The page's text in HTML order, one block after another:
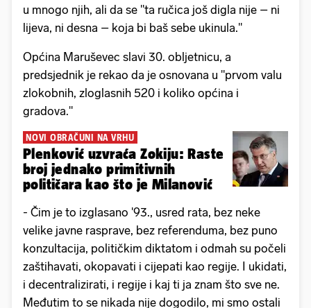
u mnogo njih, ali da se "ta ručica još digla nije – ni
lijeva, ni desna – koja bi baš sebe ukinula."
Općina Maruševec slavi 30. obljetnicu, a
predsjednik je rekao da je osnovana u "prvom valu
zlokobnih, zloglasnih 520 i koliko općina i
gradova."
NOVI OBRAČUNI NA VRHU
Plenković uzvraća Zokiju: Raste
broj jednako primitivnih
političara kao što je Milanović
- Čim je to izglasano '93., usred rata, bez neke
velike javne rasprave, bez referenduma, bez puno
konzultacija, političkim diktatom i odmah su počeli
zaštihavati, okopavati i cijepati kao regije. I ukidati,
i decentralizirati, i regije i kaj ti ja znam što sve ne.
Međutim to se nikada nije dogodilo, mi smo ostali